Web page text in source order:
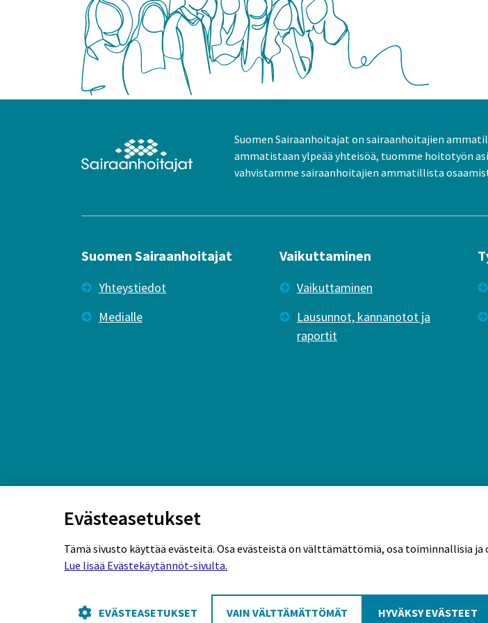
Suomen Sairaanhoitajat on sairaanhoitajien
ammatistaan ylpeää yhteisöä, tuomme hoitotyön
vahvistamme sairaanhoitajien ammatillista
Suomen Sairaanhoitajat
Yhteystiedot
Medialle
Vaikuttaminen
Vaikuttaminen
Lausunnot, kannanotot ja
raportit
Rekisteriseloste Tietosuojaseloste
Evästeasetukset
Tämä sivusto käyttää evästeitä. Osa evästeistä on välttämättömiä, osa toiminnallisia
Lue lisää Evästekäytännöt-sivulta.
EVÄSTEASETUKSET VAIN VÄLTTÄMÄTTÖMÄT HYVÄKSY EVÄSTEET